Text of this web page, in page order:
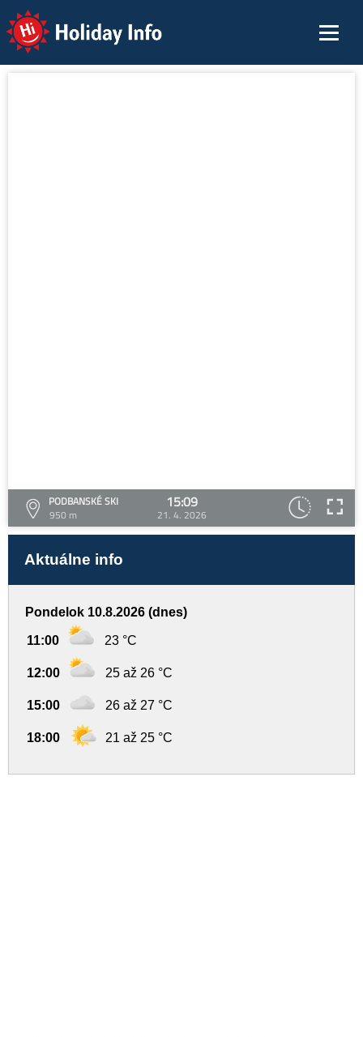
Holiday Info
PODBANSKÉ SKI
950 m
15:09
21. 4. 2026
Aktuálne info
Pondelok 10.8.2026 (dnes)
11:00 23 °C
12:00 25 až 26 °C
15:00 26 až 27 °C
18:00 21 až 25 °C